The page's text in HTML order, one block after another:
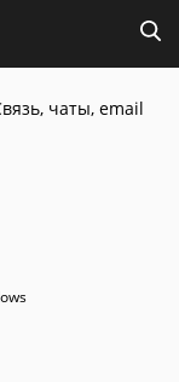
чаты, email